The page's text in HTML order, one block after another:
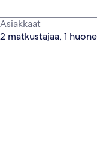
Asiakkaat